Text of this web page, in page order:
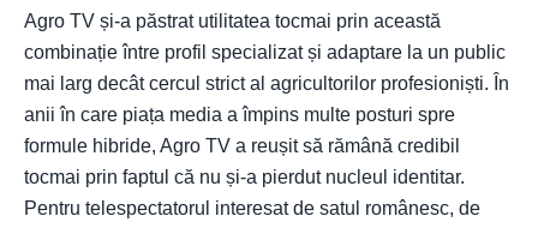
Agro TV și-a păstrat utilitatea tocmai prin această
combinație între profil specializat și adaptare la un public
mai larg decât cercul strict al agricultorilor profesioniști. În
anii în care piața media a împins multe posturi spre
formule hibride, Agro TV a reușit să rămână credibil
tocmai prin faptul că nu și-a pierdut nucleul identitar.
Pentru telespectatorul interesat de satul românesc, de